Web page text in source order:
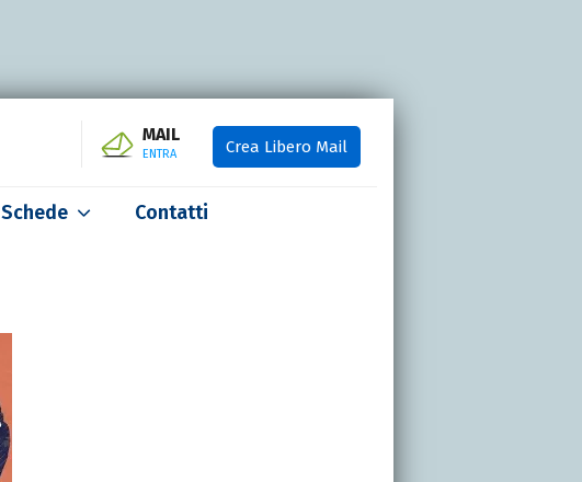
MAIL
ENTRA Crea Libero Mail
Schede Contatti